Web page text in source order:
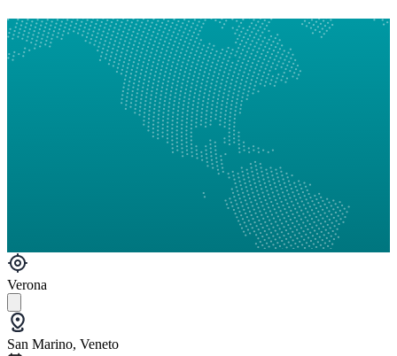
Verona
San Marino, Veneto